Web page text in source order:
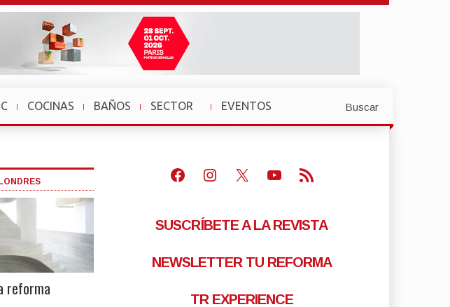
COCINAS BAÑOS
SECTOR
»
EVENTOS
»
Buscar
reforma
Facebook
Instagram
X Youtube
Feed RSS
SUSCRÍBETE A LA REVISTA
NEWSLETTER TU REFORMA
TR EXPERIENCE